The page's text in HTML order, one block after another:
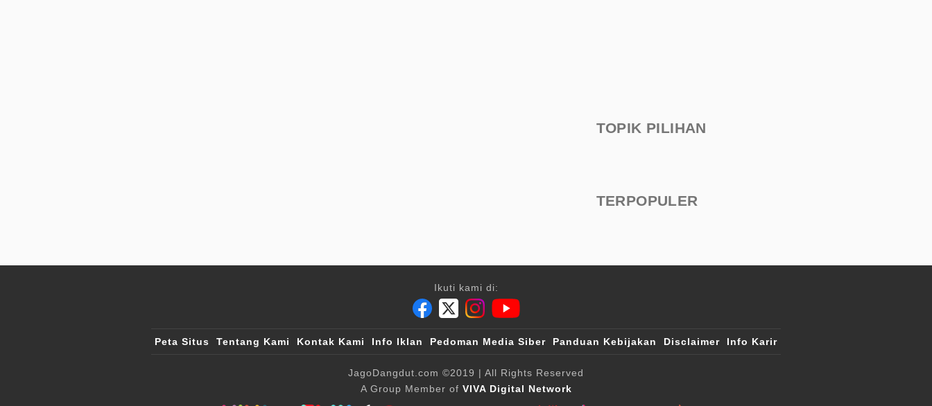
TOPIK PILIHAN
TERPOPULER
Ikuti kami di:
Peta Situs Tentang Kami Kontak Kami Info Iklan Pedoman Media Siber Panduan Kebijakan Disclaimer Info Karir
JagoDangdut.com ©2019 | All Rights Reserved
A Group Member of VIVA Digital Network